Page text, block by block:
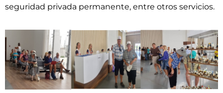
seguridad privada permanente, entre otros servicios.